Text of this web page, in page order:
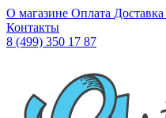
О магазине Оплата Доставка
Контакты
8 (499) 350 17 87